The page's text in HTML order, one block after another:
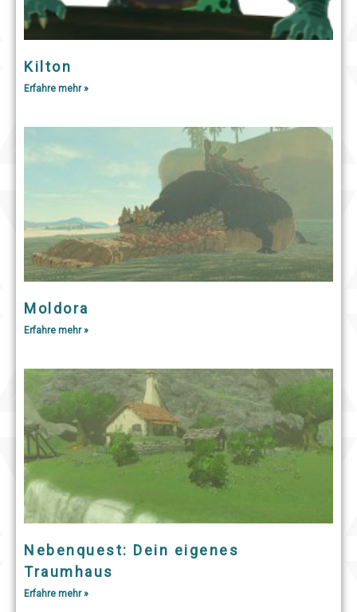
Kilton
Erfahre mehr »
Moldora
Erfahre mehr »
Nebenquest: Dein eigenes
Traumhaus
Erfahre mehr »